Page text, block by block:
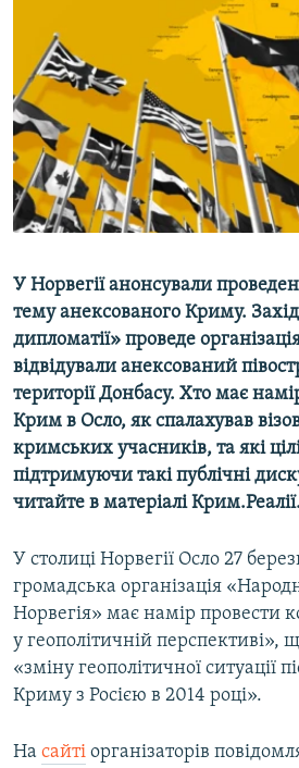
ВІДЕОУРОКИ «ELIFBE»
СВІДЧЕННЯ ОКУПАЦІЇ
УКРАЇНСЬКА ПРОБЛЕМА КРИМУ
ІНФОГРАФІКА
ЯК ОБІЙТИ БЛОКУВАННЯ
Русский
Qırımtatar
ДОЛУЧАЙСЯ!
Усі сайти RFE/RL
У Норвегії анонсували
тему анексованого Криму.
дипломатії» проведе
відвідували анексований
території Донбасу. Хто має
Крим в Осло, як спалахував
кримських учасників, та які
підтримуючи такі публічні
читайте в матеріалі Крим.Реалії.
У столиці Норвегії Осло 27
громадська організація
Норвегія» має намір провести
у геополітичній перспективі»,
«зміну геополітичної ситуації
Криму з Росією в 2014 році».
На сайті організаторів